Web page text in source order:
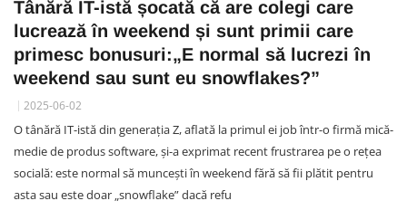
Tânără IT-istă șocată că are colegi care
lucrează în weekend și sunt primii care
primesc bonusuri:„E normal să lucrezi în
weekend sau sunt eu snowflakes?”
2025-06-02
O tânără IT-istă din generația Z, aflată la primul ei job într-o firmă mică-
medie de produs software, și-a exprimat recent frustrarea pe o rețea
socială: este normal să muncești în weekend fără să fii plătit pentru
asta sau este doar „snowflake” dacă refu